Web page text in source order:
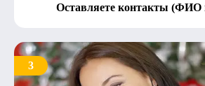
Оставляете контакты (ФИО
3